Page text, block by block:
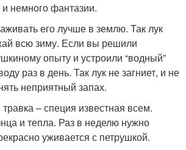
немного фантазии.
его лучше в землю. Так лук
всю зиму. Если вы решили
опыту и устроили “водный”
раз в день. Так лук не загниет, и не
неприятный запах.
– специя известная всем.
и тепла. Раз в неделю нужно
уживается с петрушкой.